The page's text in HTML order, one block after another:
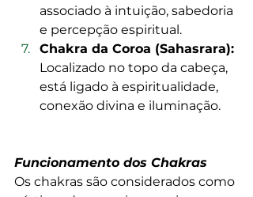
associado à intuição, sabedoria
e percepção espiritual.
Chakra da Coroa (Sahasrara):
Localizado no topo da cabeça,
está ligado à espiritualidade,
conexão divina e iluminação.
Funcionamento dos Chakras
Os chakras são considerados como